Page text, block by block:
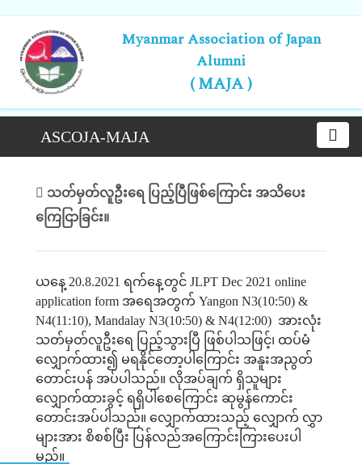
Myanmar Association of Japan
Alumni
( MAJA )
ASCOJA-MAJA
သတ်မှတ်လူဦးရေ ပြည့်ပြီဖြစ်ကြောင်း အသိပေး
ကြေငြာခြင်း။
ယနေ့ 20.8.2021 ရက်နေ့တွင် JLPT Dec 2021 online
application form အရေအတွက် Yangon N3(10:50) &
N4(11:10), Mandalay N3(10:50) & N4(12:00) အားလုံး
သတ်မှတ်လူဦးရေ ပြည့်သွားပြီ ဖြစ်ပါသဖြင့်၊ ထပ်မံ
လျှောက်ထား၍ မရနိုင်တော့ပါကြောင်း အနူးအညွတ်
တောင်းပန် အပ်ပါသည်။ လိုအပ်ချက် ရှိသူများ
လျှောက်ထားခွင့် ရရှိပါစေကြောင်း ဆုမွန်ကောင်း
တောင်းအပ်ပါသည်။ လျှောက်ထားသည့် လျှောက် လွှာ
များအား စိစစ်ပြီး ပြန်လည်အကြောင်းကြားပေးပါ
မည်။